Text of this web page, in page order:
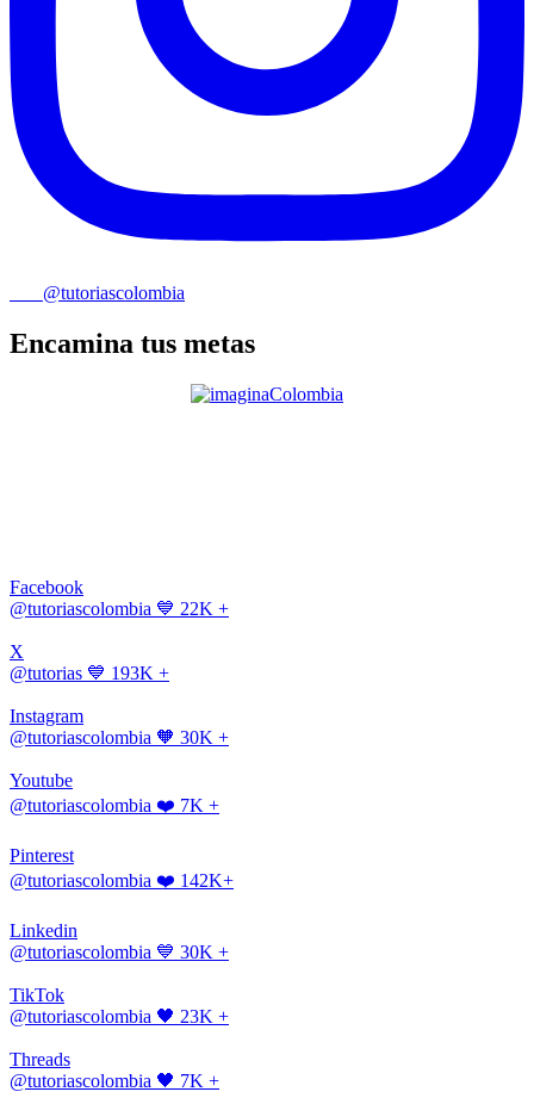
@tutoriascolombia
Encamina tus metas
Facebook
@tutoriascolombia 💙 22K +
X
@tutorias 💙 193K +
Instagram
@tutoriascolombia 🧡 30K +
Youtube
@tutoriascolombia ❤️ 7K +
Pinterest
@tutoriascolombia ❤️ 142K+
Linkedin
@tutoriascolombia 💙 30K +
TikTok
@tutoriascolombia 🖤 23K +
Threads
@tutoriascolombia 🖤 7K +